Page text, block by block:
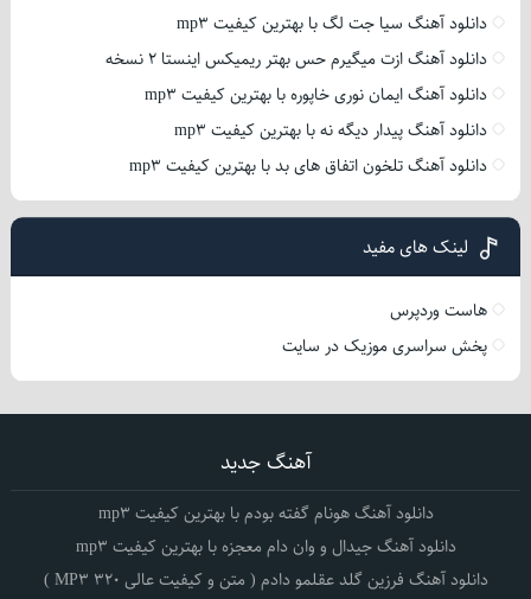
دانلود آهنگ سیا جت لگ با بهترین کیفیت mp3
دانلود آهنگ ازت میگیرم حس بهتر ریمیکس اینستا 2 نسخه
دانلود آهنگ ایمان نوری خاپوره با بهترین کیفیت mp3
دانلود آهنگ پیدار دیگه نه با بهترین کیفیت mp3
دانلود آهنگ تلخون اتفاق های بد با بهترین کیفیت mp3
لینک های مفید
هاست وردپرس
پخش سراسری موزیک در سایت
آهنگ جدید
دانلود آهنگ هونام گفته بودم با بهترین کیفیت mp3
دانلود آهنگ جیدال و وان دام معجزه با بهترین کیفیت mp3
دانلود آهنگ فرزین گلد عقلمو دادم ( متن و کیفیت عالی 320 MP3 )